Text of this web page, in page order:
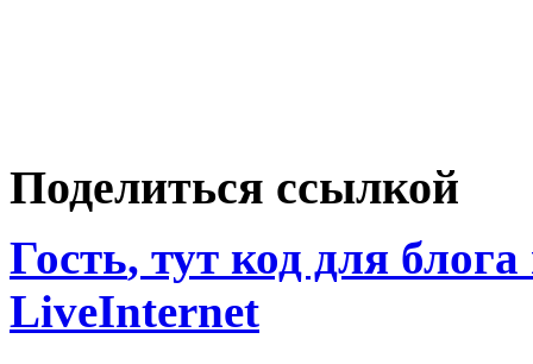
Поделиться ссылкой
Гость, тут код для
LiveInternet